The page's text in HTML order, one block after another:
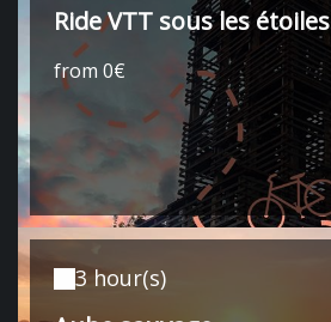
Ride VTT sous les étoiles
from 0€
3 hour(s)